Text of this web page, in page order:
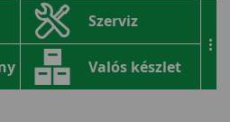
Szerviz
Valós készlet
...